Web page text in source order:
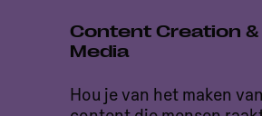
Content Creation &
Media
Hou je van het maken